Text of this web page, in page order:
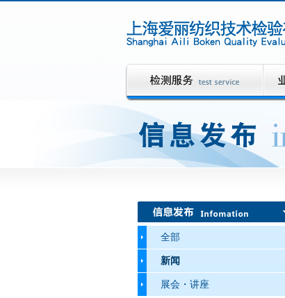
全部
新闻
展会・讲座